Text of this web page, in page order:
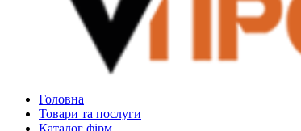
Головна
Товари та послуги
Каталог фірм